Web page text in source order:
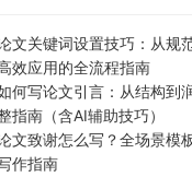
文关键词设置技巧：从规
效应用的全流程指南
何写论文引言：从结构到
指南（含AI辅助技巧）
文致谢怎么写？全场景模
作指南